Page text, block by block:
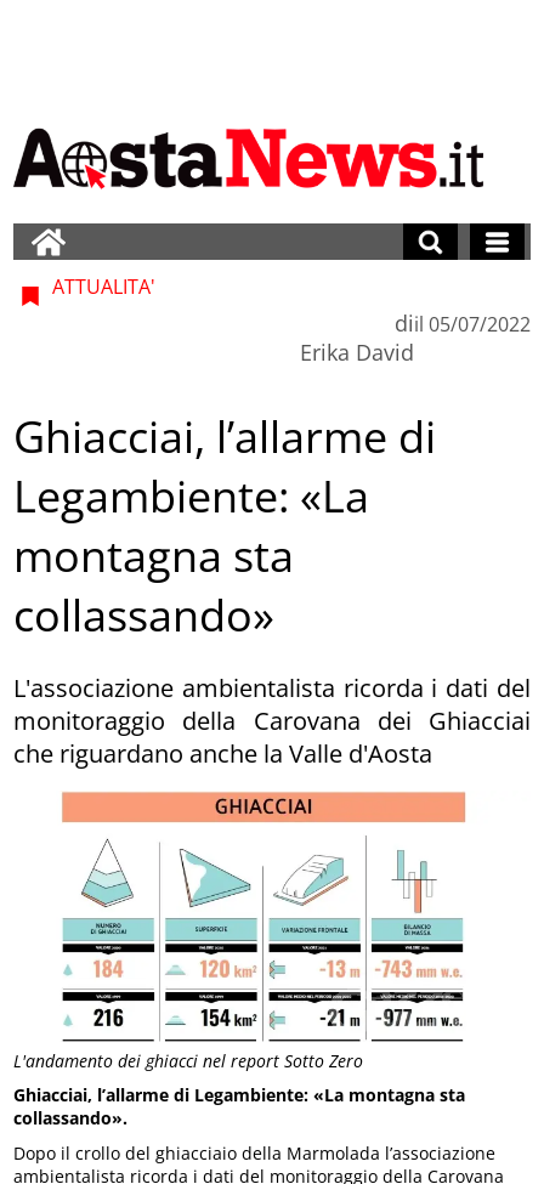
L'andamento dei ghiacci nel report Sotto Zero
ATTUALITA'
di
Erika David
il 05/07/2022
Ghiacciai, l’allarme di
Legambiente: «La
montagna sta
collassando»
L'associazione ambientalista ricorda i dati del
monitoraggio della Carovana dei Ghiacciai
che riguardano anche la Valle d'Aosta
Ghiacciai, l’allarme di Legambiente: «La montagna sta
collassando».
Dopo il crollo del ghiacciaio della Marmolada l’associazione
ambientalista ricorda i dati del monitoraggio della Carovana